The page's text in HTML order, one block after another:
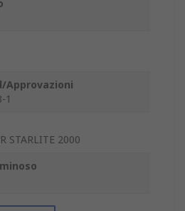
Approvazioni
1
STARLITE 2000